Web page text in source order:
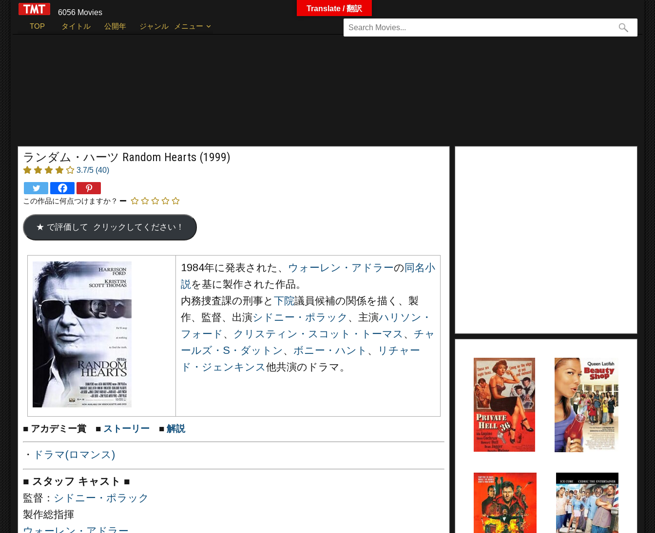
6056 Movies
TOP
タイトル 公開年 ジャンル メニュー
ランダム・ハーツ Random Hearts (1999)
3.7/5 (40)
この作品に何点つけますか？
1984年に発表された、 ウォーレン・アドラーの 同名小
説を基に製作された作品。
内務捜査課の刑事と 下院議員候補の関係を描く、製
作、監督、出演シドニー・ポラック 、主演ハリソン・
フォード 、 クリスティン・スコット・トーマス 、 チャ
ールズ・S・ダットン 、 ボニー・ハント 、
リチャー
ド・ジェンキンス他共演のドラマ。
■ アカデミー賞 ■ ストーリー ■ 解説
・ ドラマ(ロマンス)
■ スタッフ キャスト ■
監督： シドニー・ポラック
製作総指揮
Translate / 翻訳